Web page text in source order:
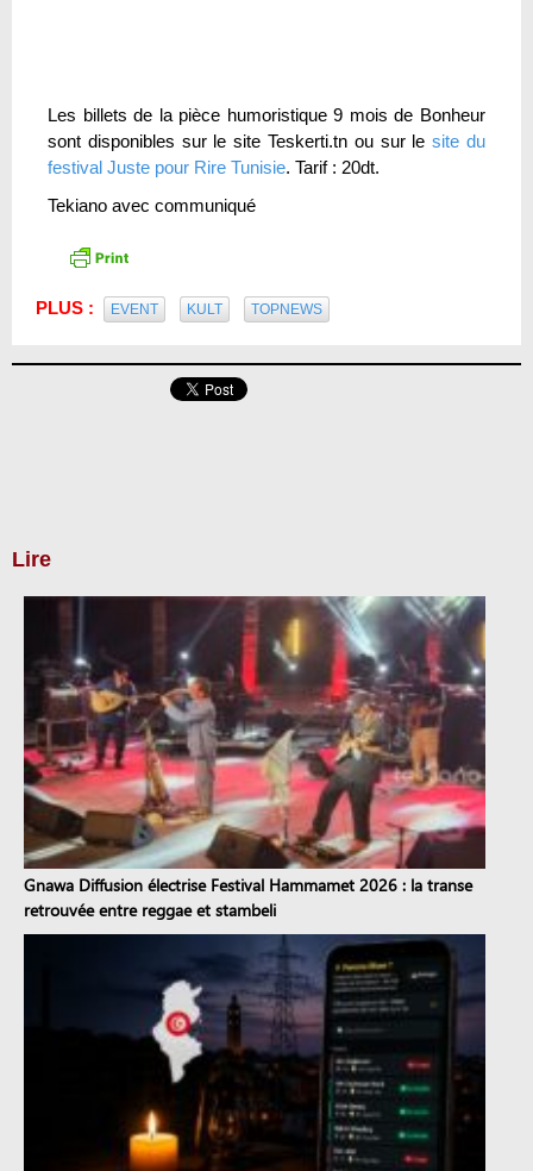
Les billets de la pièce humoristique 9 mois de Bonheur
sont disponibles sur le site Teskerti.tn ou sur lesite du
festival Juste pour Rire Tunisie. Tarif : 20dt.
Tekiano avec communiqué
PLUS : EVENT KULT TOPNEWS
Lire
Gnawa Diffusion électrise Festival Hammamet 2026 : la transe
retrouvée entre reggae et stambeli